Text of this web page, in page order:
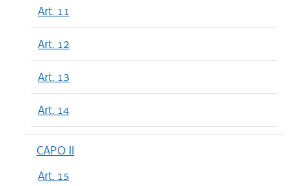
Art. 11
Art. 12
Art. 13
Art. 14
CAPO II
Art. 15